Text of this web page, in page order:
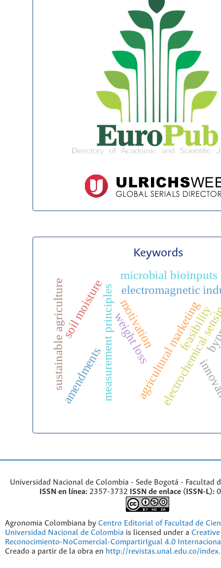
Keywords
electromagnetic
measurement principles
soil moisture
microbial bioinputs
agricultural marketing
sustainable agriculture weight loss
motivation feasibility
amendments
Universidad Nacional de Colombia - Sede Bogotá - Facultad
ISSN en línea: 2357-3732 ISSN de enlace (ISSN-L):
Agronomia Colombiana by Centro Editorial of Facultad de
Universidad Nacional de Colombia is licensed under a
Reconocimiento-NoComercial-CompartirIgual 4.0
Creado a partir de la obra en http://revistas.unal.edu.co/